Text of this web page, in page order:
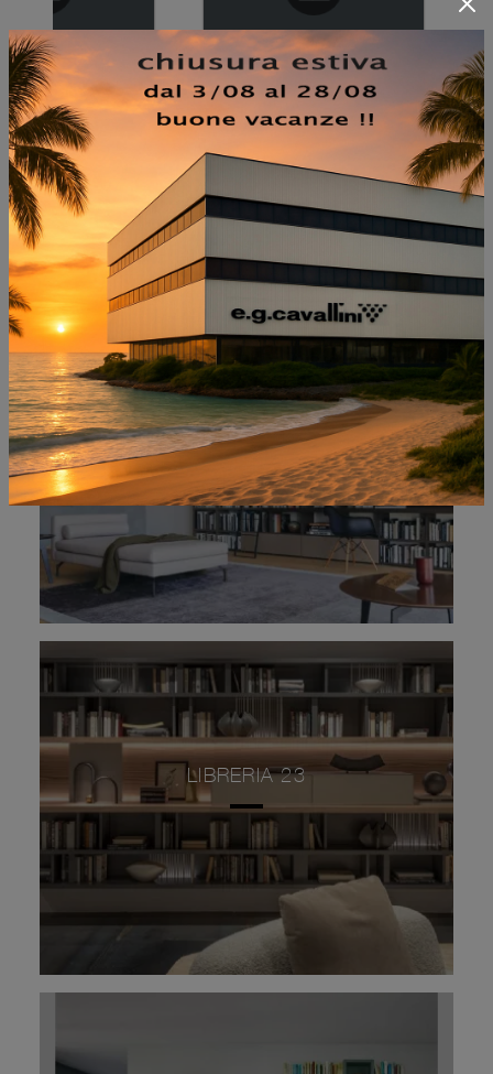
NON PERDERTI ANCHE:
MODO COMP M6C68
LIBRERIA 23